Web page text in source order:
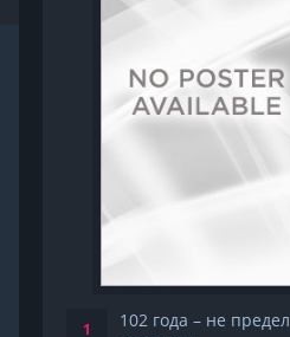
102 года – не предел